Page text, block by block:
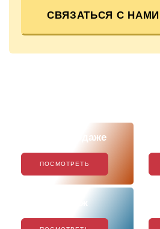
СВЯЗАТЬСЯ С НАМИ
Скоро в продаже
ПОСМОТРЕТЬ